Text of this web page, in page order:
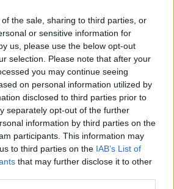
the sale, sharing to third parties, or
or sensitive information for
us, please use the below opt-out
selection. Please note that after your
you may continue seeing
on personal information utilized by
disclosed to third parties prior to
separately opt-out of the further
information by third parties on the
participants. This information may
to third parties on the IAB’s List of
that may further disclose it to other
pero fue de 16" de marca tipo goodyear,
A y agarre en mojado B.
del 2019